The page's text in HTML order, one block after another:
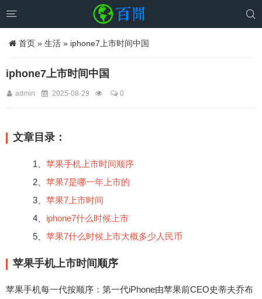
 
首页 » 生活 » iphone7上市时间中国
iphone7上市时间中国
admin 2025-08-29 0
文章目录：
1、 苹果手机上市时间顺序
2、 苹果7是哪一年上市的
3、 苹果7上市时间
4、 iphone7什么时候上市
5、 苹果7什么时候上市大概多少人民币
苹果手机上市时间顺序
苹果手机每一代按顺序：第一代iPhone由苹果前CEO史蒂夫乔布